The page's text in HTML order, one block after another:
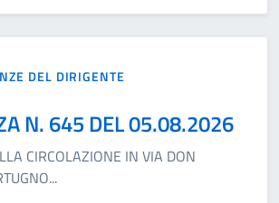
DEL DIRIGENTE
N. 645 DEL 05.08.2026
CIRCOLAZIONE IN VIA DON
...